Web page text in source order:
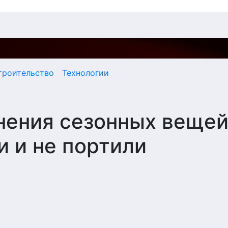
Технологии
сезонных вещей
и не портили